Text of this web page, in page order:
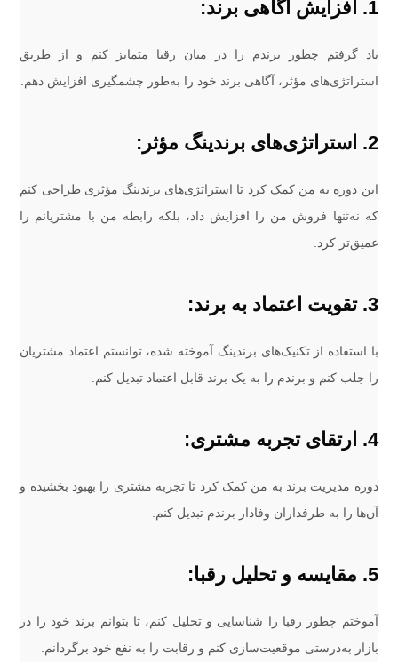
1. افزایش آگاهی برند:
یاد گرفتم چطور برندم را در میان رقبا متمایز کنم و از طریق
استراتژی‌های مؤثر، آگاهی برند خود را به‌طور چشمگیری افزایش دهم.
2. استراتژی‌های برندینگ مؤثر:
این دوره به من کمک کرد تا استراتژی‌های برندینگ مؤثری طراحی کنم
که نه‌تنها فروش من را افزایش داد، بلکه رابطه من با مشتریانم را
عمیق‌تر کرد.
3. تقویت اعتماد به برند:
با استفاده از تکنیک‌های برندینگ آموخته شده، توانستم اعتماد مشتریان
را جلب کنم و برندم را به یک برند قابل اعتماد تبدیل کنم.
4. ارتقای تجربه مشتری:
دوره مدیریت برند به من کمک کرد تا تجربه مشتری را بهبود بخشیده و
آن‌ها را به طرفداران وفادار برندم تبدیل کنم.
5. مقایسه و تحلیل رقبا:
آموختم چطور رقبا را شناسایی و تحلیل کنم، تا بتوانم برند خود را در
بازار به‌درستی موقعیت‌سازی کنم و رقابت را به نفع خود برگردانم.